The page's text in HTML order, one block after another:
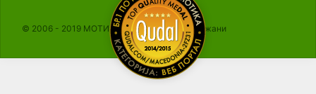
© 2006 - 2019 МОТИКА, Сите права се задржани